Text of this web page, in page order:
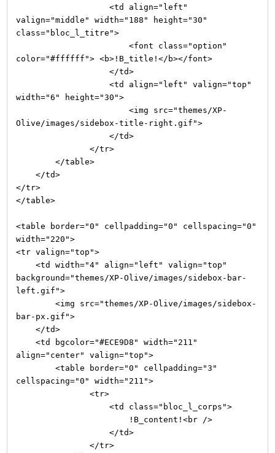
<td align="left"
valign="middle" width="188" height="30"
class="bloc_l_titre">
<font class="option"
color="#ffffff"> <b>!B_title!</b></font>
</td>
<td align="left" valign="top"
width="6" height="30">
<img src="themes/XP-
Olive/images/sidebox-title-right.gif">
</td>
</tr>
</table>
</td>
</tr>
</table>
<table border="0" cellpadding="0" cellspacing="0"
width="220">
<tr valign="top">
<td width="4" align="left" valign="top"
background="themes/XP-Olive/images/sidebox-bar-
left.gif">
<img src="themes/XP-Olive/images/sidebox-
bar-px.gif">
</td>
<td bgcolor="#ECE9D8" width="211"
align="center" valign="top">
<table border="0" cellpadding="3"
cellspacing="0" width="211">
<tr>
<td class="bloc_l_corps">
!B_content!<br />
</td>
</tr>